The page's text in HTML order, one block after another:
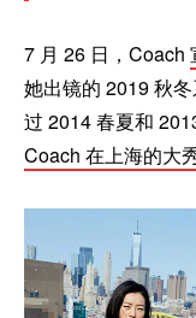
7 月 26 日，Coach
她出镜的 2019 秋
过 2014 春夏和
Coach 在上海的大